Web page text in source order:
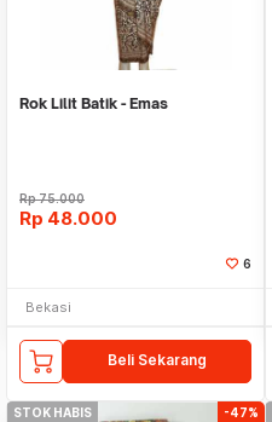
Rok Lilit Batik - Emas
Rp75.000
Rp 48.000
6
Bekasi
Beli Sekarang
STOK HABIS -47%